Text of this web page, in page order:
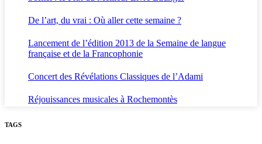
De l’art, du vrai : Où aller cette semaine ?
Lancement de l’édition 2013 de la Semaine de langue
française et de la Francophonie
Concert des Révélations Classiques de l’Adami
Réjouissances musicales à Rochemontès
TAGS